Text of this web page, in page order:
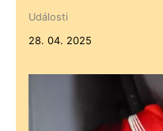
Události
28. 04. 2025